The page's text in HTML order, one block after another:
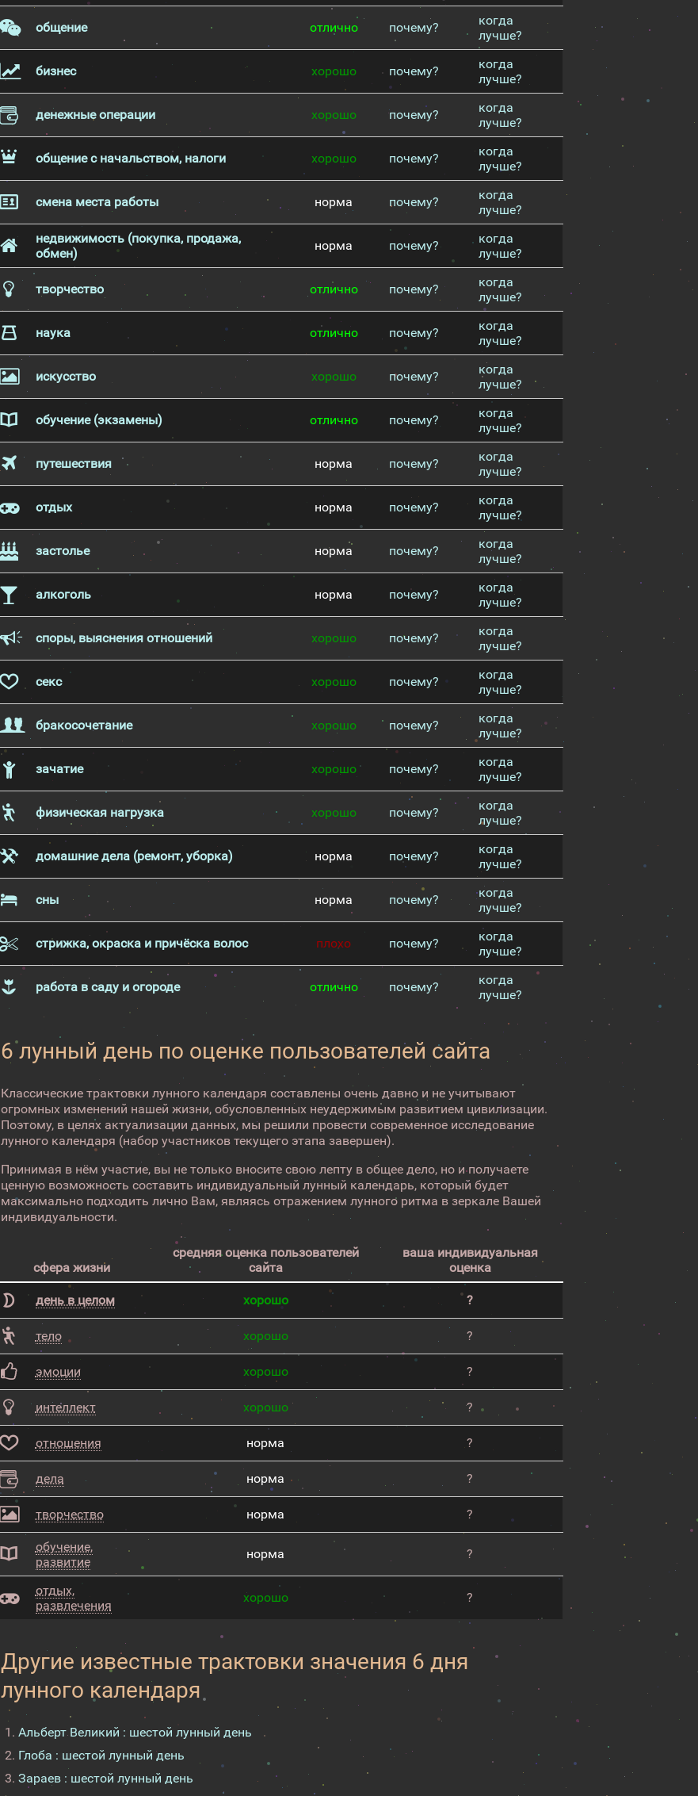
общение отлично почему?
когда
лучше?
бизнес хорошо почему?
когда
лучше?
денежные операции хорошо почему?
когда
лучше?
общение с начальством, налоги хорошо почему?
когда
лучше?
смена места работы норма почему?
когда
лучше?
недвижимость (покупка, продажа,
обмен)
норма почему?
когда
лучше?
творчество отлично почему?
когда
лучше?
наука отлично почему?
когда
лучше?
искусство хорошо почему?
когда
лучше?
обучение (экзамены) отлично почему?
когда
лучше?
путешествия норма почему?
когда
лучше?
отдых норма почему?
когда
лучше?
застолье норма почему?
когда
лучше?
алкоголь норма почему?
когда
лучше?
споры, выяснения отношений хорошо почему?
когда
лучше?
секс хорошо почему?
когда
лучше?
бракосочетание хорошо почему?
когда
лучше?
зачатие хорошо почему?
когда
лучше?
физическая нагрузка хорошо почему?
когда
лучше?
домашние дела (ремонт, уборка) норма почему?
когда
лучше?
сны норма почему?
когда
лучше?
стрижка, окраска и причёска волос плохо почему?
когда
лучше?
работа в саду и огороде отлично почему?
когда
лучше?
6 лунный день по оценке пользователей сайта
Классические трактовки лунного календаря составлены очень давно и не учитывают
огромных изменений нашей жизни, обусловленных неудержимым развитием цивилизации.
Поэтому, в целях актуализации данных, мы решили провести современное исследование
лунного календаря (набор участников текущего этапа завершен).
Принимая в нём участие, вы не только вносите свою лепту в общее дело, но и получаете
ценную возможность составить индивидуальный лунный календарь, который будет
максимально подходить лично Вам, являясь отражением лунного ритма в зеркале Вашей
индивидуальности.
сфера жизни
средняя оценка пользователей
сайта
ваша индивидуальная
оценка
день в целом хорошо ?
тело хорошо ?
эмоции хорошо ?
интеллект хорошо ?
отношения норма ?
дела норма ?
творчество норма ?
обучение,
развитие
норма ?
отдых,
развлечения
хорошо ?
Другие известные трактовки значения 6 дня
лунного календаря
Альберт Великий : шестой лунный день
Глоба : шестой лунный день
Зараев : шестой лунный день